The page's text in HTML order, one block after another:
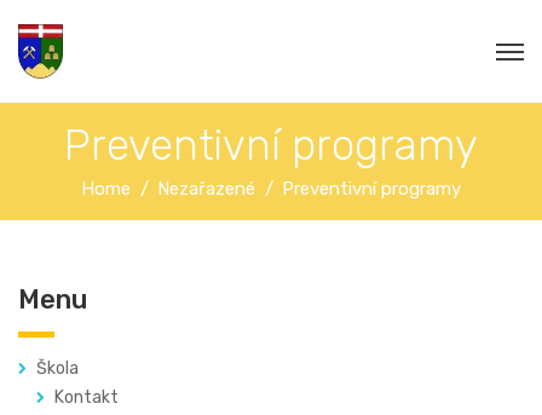
Preventivní programy
Home Nezařazené Preventivní programy
Menu
Škola
Kontakt